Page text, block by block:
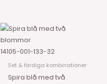
14105-001-133-32
Set & färdiga kombinationer
Spira blå med två